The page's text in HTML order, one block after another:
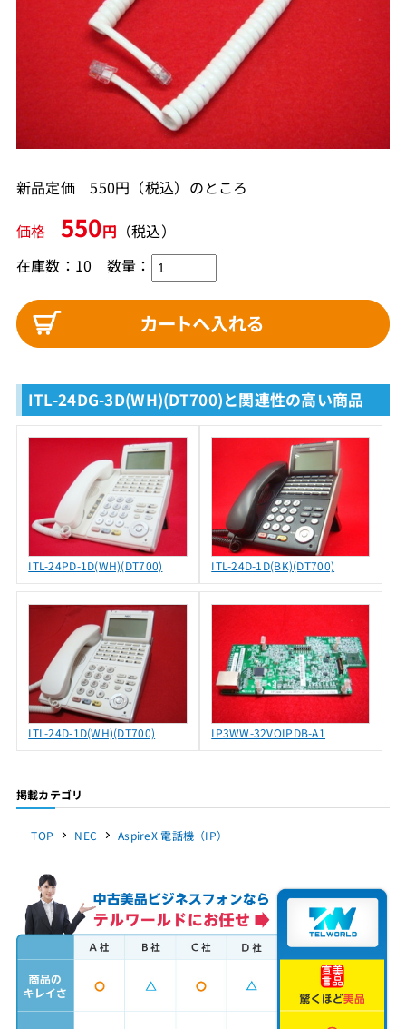
新品定価 550円（税込）のところ
価格 550円 （税込）
在庫数：10 数量：
ITL-24DG-3D(WH)(DT700)と関連性の高い商品
ITL-24PD-1D(WH)(DT700) ITL-24D-1D(BK)(DT700)
ITL-24D-1D(WH)(DT700) IP3WW-32VOIPDB-A1
掲載カテゴリ
TOP NEC AspireX 電話機（IP）